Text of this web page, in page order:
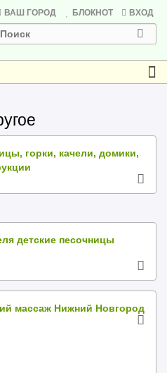
ВАШ ГОРОД БЛОКНОТ ВХОД
горки, качели, домики,
детские песочницы
массаж Нижний Новгород